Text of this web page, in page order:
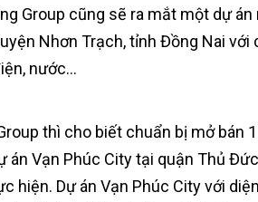
Group cũng sẽ ra mắt một dự
Nhơn Trạch, tỉnh Đồng Nai
nước…
thì cho biết chuẩn bị mở bán
án Vạn Phúc City tại quận Thủ
hiện. Dự án Vạn Phúc City với